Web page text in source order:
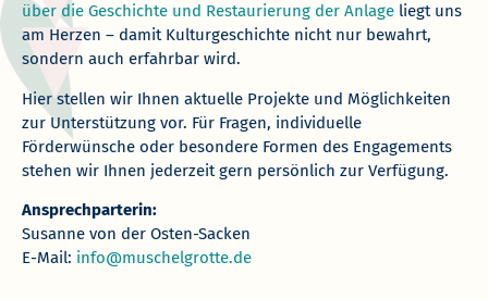
über die Geschichte und Restaurierung der Anlage liegt uns
am Herzen – damit Kulturgeschichte nicht nur bewahrt,
sondern auch erfahrbar wird.
Hier stellen wir Ihnen aktuelle Projekte und Möglichkeiten
zur Unterstützung vor. Für Fragen, individuelle
Förderwünsche oder besondere Formen des Engagements
stehen wir Ihnen jederzeit gern persönlich zur Verfügung.
Ansprechparterin:
Susanne von der Osten-Sacken
E-Mail: info@muschelgrotte.de